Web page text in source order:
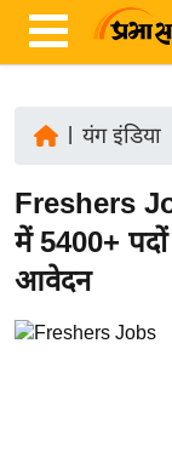
ज़ा
ख
ब
र
रा
यंग इंडिया
Freshers
में 5400+
आवेदन